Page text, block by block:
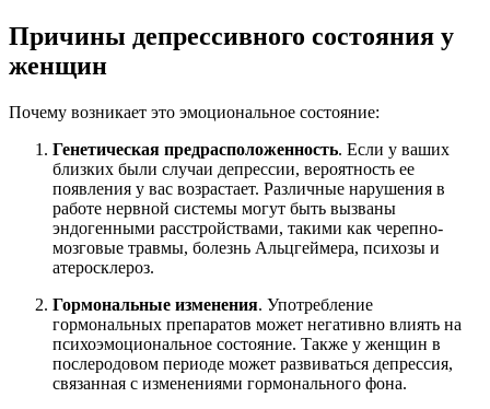
Причины депрессивного состояния у
женщин
Почему возникает это эмоциональное состояние:
Генетическая предрасположенность. Если у ваших
близких были случаи депрессии, вероятность ее
появления у вас возрастает. Различные нарушения в
работе нервной системы могут быть вызваны
эндогенными расстройствами, такими как черепно-
мозговые травмы, болезнь Альцгеймера, психозы и
атеросклероз.
Гормональные изменения. Употребление
гормональных препаратов может негативно влиять на
психоэмоциональное состояние. Также у женщин в
послеродовом периоде может развиваться депрессия,
связанная с изменениями гормонального фона.